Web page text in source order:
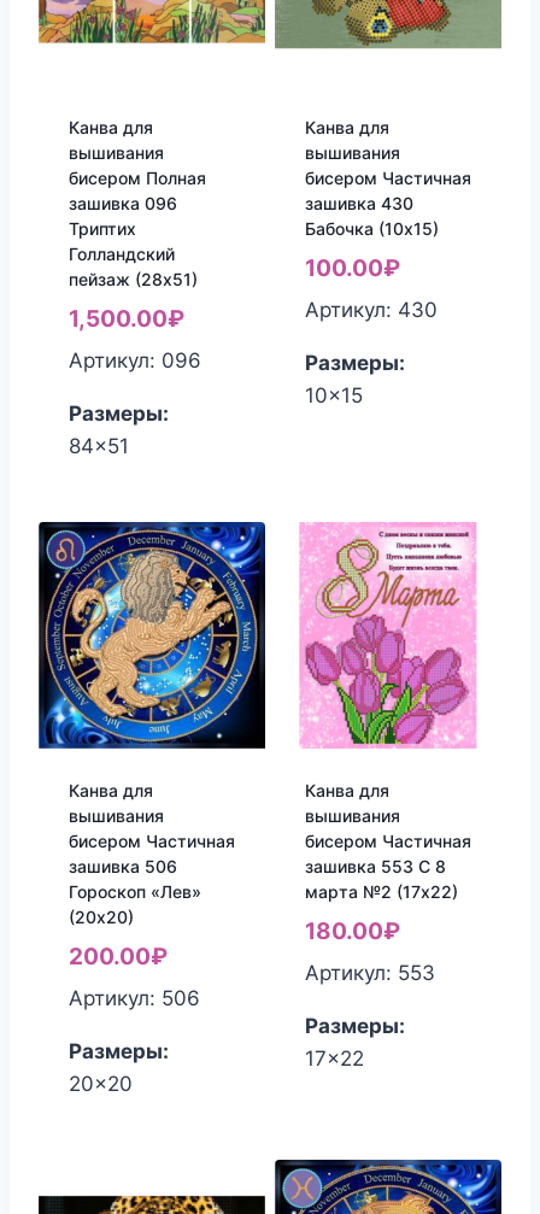
Канва для
вышивания
бисером Полная
зашивка 096
Триптих
Голландский
пейзаж (28х51)
1,500.00₽
Артикул: 096
Размеры:
84x51
Канва для
вышивания
бисером Частичная
зашивка 430
Бабочка (10х15)
100.00₽
Артикул: 430
Размеры:
10x15
Канва для
вышивания
бисером Частичная
зашивка 506
Гороскоп «Лев»
(20х20)
200.00₽
Артикул: 506
Размеры:
20x20
Канва для
вышивания
бисером Частичная
зашивка 553 С 8
марта №2 (17х22)
180.00₽
Артикул: 553
Размеры:
17x22